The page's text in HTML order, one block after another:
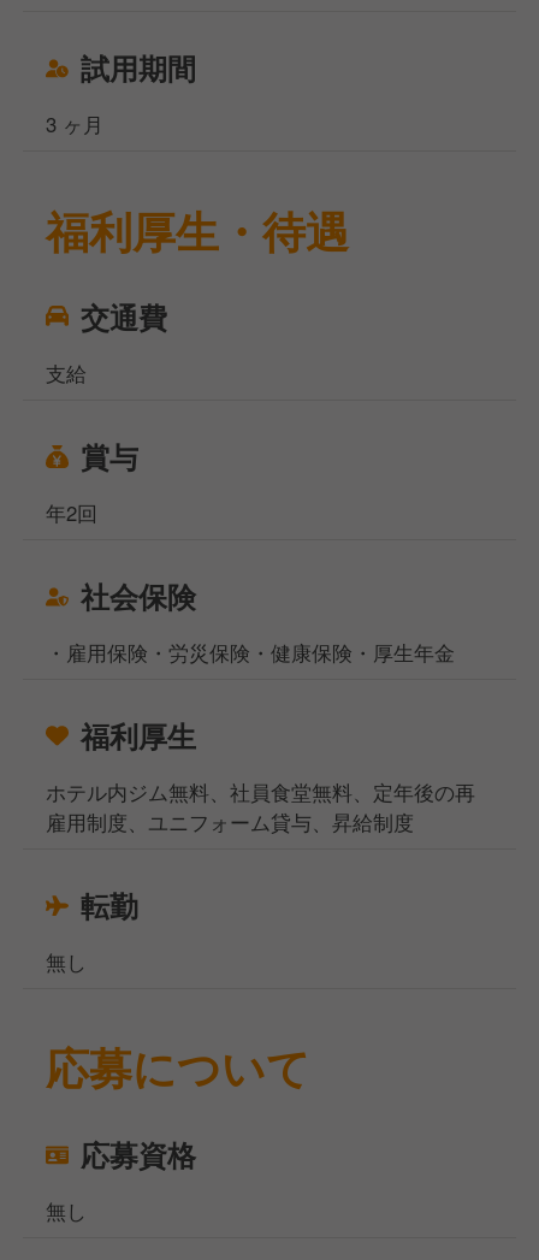
試用期間
3 ヶ月
福利厚生・待遇
交通費
支給
賞与
年2回
社会保険
・雇用保険・労災保険・健康保険・厚生年金
福利厚生
ホテル内ジム無料、社員食堂無料、定年後の再
雇用制度、ユニフォーム貸与、昇給制度
転勤
無し
応募について
応募資格
無し